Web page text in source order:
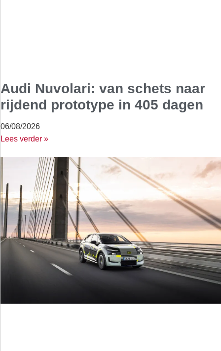
Audi Nuvolari: van schets naar
rijdend prototype in 405 dagen
06/08/2026
Lees verder »